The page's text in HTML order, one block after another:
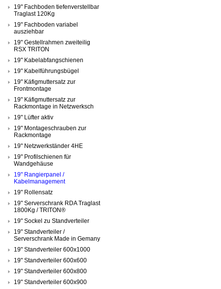
19" Fachboden tiefenverstellbar
Traglast 120Kg
19" Fachboden variabel
ausziehbar
19" Gestellrahmen zweiteilig
RSX TRITON
19" Kabelabfangschienen
19" Kabelführungsbügel
19" Käfigmuttersatz zur
Frontmontage
19" Käfigmuttersatz zur
Rackmontage in Netzwerksch
19" Lüfter aktiv
19" Montageschrauben zur
Rackmontage
19" Netzwerkständer 4HE
19" Profilschienen für
Wandgehäuse
19" Rangierpanel /
Kabelmanagement
19" Rollensatz
19" Serverschrank RDA Traglast
1800Kg / TRITON®
19" Sockel zu Standverteiler
19" Standverteiler /
Serverschrank Made in Gemany
19" Standverteiler 600x1000
19" Standverteiler 600x600
19" Standverteiler 600x800
19" Standverteiler 600x900